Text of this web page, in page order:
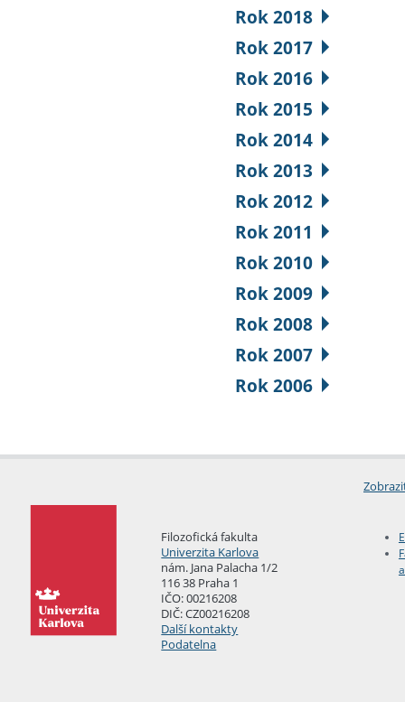
Rok 2018
Rok 2017
Rok 2016
Rok 2015
Rok 2014
Rok 2013
Rok 2012
Rok 2011
Rok 2010
Rok 2009
Rok 2008
Rok 2007
Rok 2006
Filozofická fakulta
Univerzita Karlova
nám. Jana Palacha 1/2
116 38 Praha 1
IČO: 00216208
DIČ: CZ00216208
Další kontakty
Podatelna